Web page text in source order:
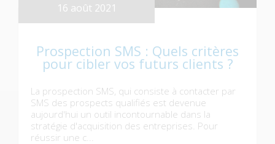
16 août 2021
Prospection SMS : Quels critères
pour cibler vos futurs clients ?
La prospection SMS, qui consiste à contacter par
SMS des prospects qualifiés est devenue
aujourd'hui un outil incontournable dans la
stratégie d'acquisition des entreprises. Pour
réussir une c...